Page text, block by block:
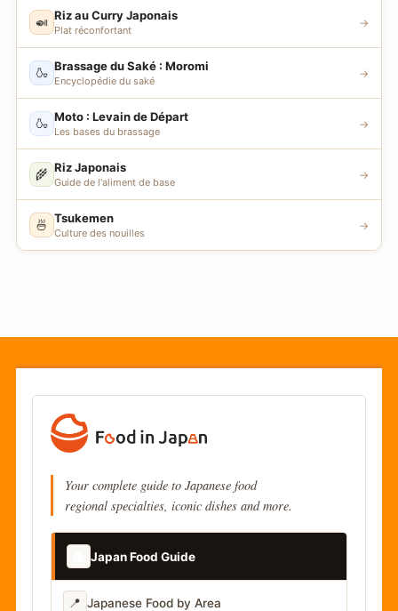
🍛 Riz au Curry Japonais
Plat réconfortant
→
🍶 Brassage du Saké : Moromi
Encyclopédie du saké
→
🍶 Moto : Levain de Départ
Les bases du brassage
→
🌾 Riz Japonais
Guide de l'aliment de base
→
🍜 Tsukemen
Culture des nouilles
→
Your complete guide to Japanese food
regional specialties, iconic dishes and more.
Japan Food Guide
📍 Japanese Food by Area